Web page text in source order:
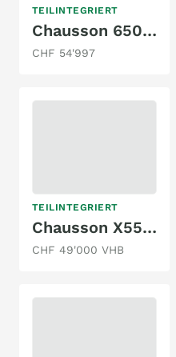
TEILINTEGRIERT
Chausson 650 TITANIUM PREMIUM 2.0 TDCI AUTOMAT
CHF 54'997
TEILINTEGRIERT
Chausson X550 exklusive Line
CHF 49'000 VHB